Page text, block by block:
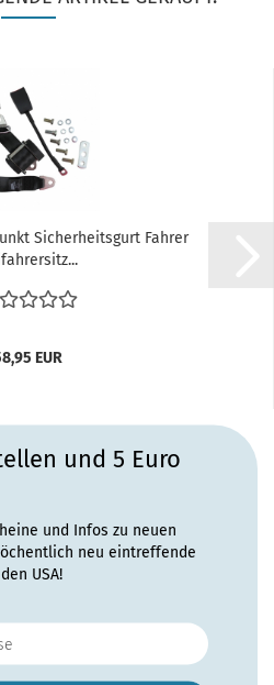
Sicherheitsgurt Fahrer
EUR
und 5 Euro
und Infos zu neuen
neu eintreffende
USA!